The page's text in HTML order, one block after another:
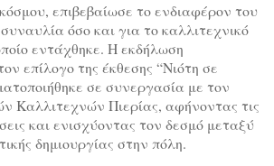
επιβεβαίωσε το ενδιαφέρον του
όσο και για το καλλιτεχνικό
εντάχθηκε. Η εκδήλωση
επίλογο της έκθεσης “Νιότη σε
σε συνεργασία με τον
Καλλιτεχνών Πιερίας, αφήνοντας τις
και ενισχύοντας τον δεσμό μεταξύ
δημιουργίας στην πόλη.